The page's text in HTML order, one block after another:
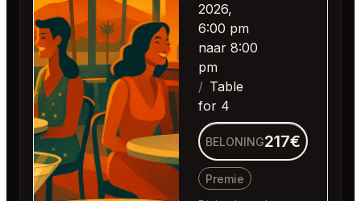
2026,
6:00 pm
naar 8:00
pm
Table
for 4
BELONING217€
Premie